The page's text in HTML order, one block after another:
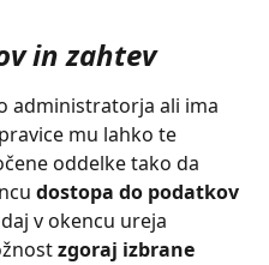
in zahtev
administratorja ali ima
mu lahko te
oddelke tako da
dostopa do podatkov
v okencu ureja
zgoraj izbrane